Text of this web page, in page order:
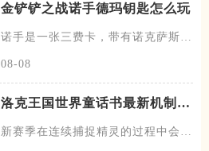
金铲铲之战诺手德玛钥匙怎么玩
诺手是一张三费卡，带有诺克萨斯以
08-08
洛克王国世界童话书最新机制是
新赛季在连续捕捉精灵的过程中会遇